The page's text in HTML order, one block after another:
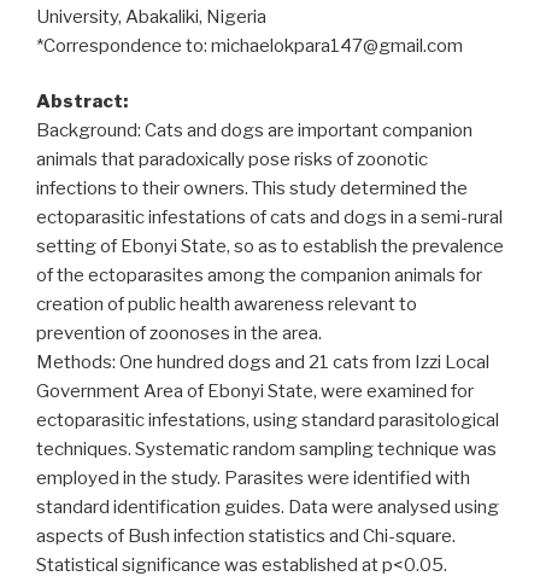
University, Abakaliki, Nigeria
*Correspondence to: michaelokpara147@gmail.com
Abstract:
Background: Cats and dogs are important companion
animals that paradoxically pose risks of zoonotic
infections to their owners. This study determined the
ectoparasitic infestations of cats and dogs in a semi-rural
setting of Ebonyi State, so as to establish the prevalence
of the ectoparasites among the companion animals for
creation of public health awareness relevant to
prevention of zoonoses in the area.
Methods: One hundred dogs and 21 cats from Izzi Local
Government Area of Ebonyi State, were examined for
ectoparasitic infestations, using standard parasitological
techniques. Systematic random sampling technique was
employed in the study. Parasites were identified with
standard identification guides. Data were analysed using
aspects of Bush infection statistics and Chi-square.
Statistical significance was established at p<0.05.